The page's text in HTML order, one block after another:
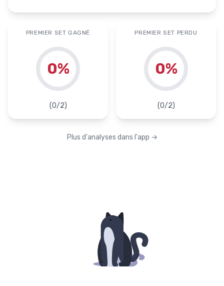
PREMIER SET GAGNÉ
0%
(0/2)
PREMIER SET PERDU
0%
(0/2)
Plus d'analyses dans l'app →